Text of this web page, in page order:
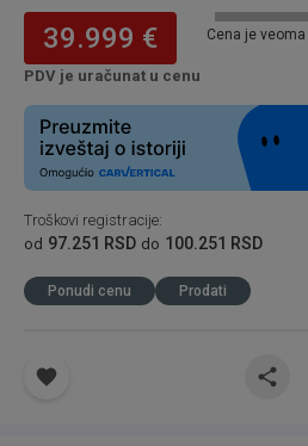
39.999 €
PDV je uračunat u cenu
Cena je
Troškovi registracije:
od 97.251 RSD do 100.251 RSD
Ponudi cenu Prodati